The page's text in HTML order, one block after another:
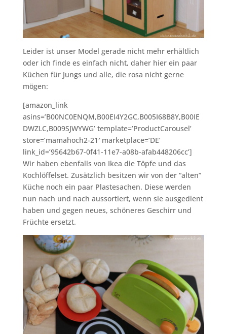
Leider ist unser Model gerade nicht mehr erhältlich
oder ich finde es einfach nicht, daher hier ein paar
Küchen für Jungs und alle, die rosa nicht gerne
mögen:
[amazon_link
asins=’B00NC0ENQM,B00EI4Y2GC,B005I68B8Y,B00IE
DWZLC,B009SJWYWG’ template=’ProductCarousel’
store=’mamahoch2-21′ marketplace=’DE’
link_id=’95642b67-0f41-11e7-a08b-afab448206cc’]
Wir haben ebenfalls von Ikea die Töpfe und das
Kochlöffelset. Zusätzlich besitzen wir von der “alten”
Küche noch ein paar Plastesachen. Diese werden
nun nach und nach aussortiert, wenn sie ausgedient
haben und gegen neues, schöneres Geschirr und
Früchte ersetzt.